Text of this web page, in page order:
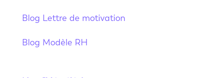
Blog Lettre de motivation
Blog Modèle RH